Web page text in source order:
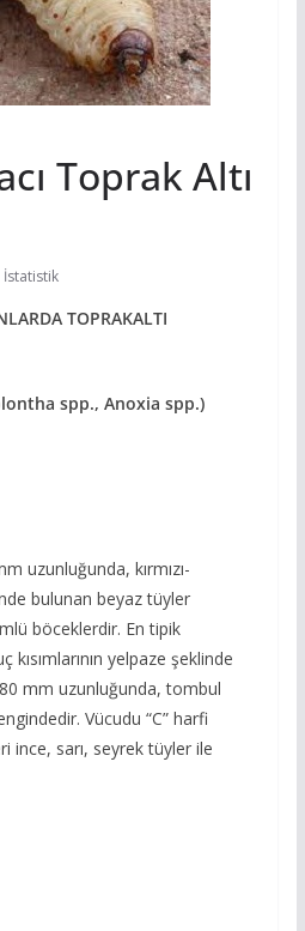
Toprak Altı
İstatistik
TOPRAKALTI
spp., Anoxia spp.)
uzunluğunda, kırmızı-
bulunan beyaz tüyler
böceklerdir. En tipik
yelpaze şeklinde
mm uzunluğunda, tombul
Vücudu “C” harfi
ince, sarı, seyrek tüyler ile